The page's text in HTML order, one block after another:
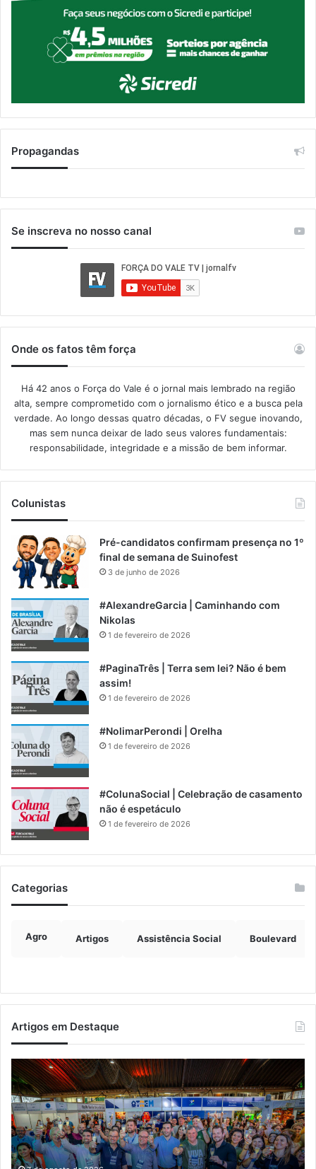
Propagandas
Se inscreva no nosso canal
Onde os fatos têm força
Há 42 anos o Força do Vale é o jornal mais lembrado na região
alta, sempre comprometido com o jornalismo ético e a busca pela
verdade. Ao longo dessas quatro décadas, o FV segue inovando,
mas sem nunca deixar de lado seus valores fundamentais:
responsabilidade, integridade e a missão de bem informar.​
Colunistas
Pré-candidatos confirmam presença no 1º
final de semana de Suinofest
3 de junho de 2026
#AlexandreGarcia | Caminhando com
Nikolas
1 de fevereiro de 2026
#PaginaTrês | Terra sem lei? Não é bem
assim!
1 de fevereiro de 2026
#NolimarPerondi | Orelha
1 de fevereiro de 2026
#ColunaSocial | Celebração de casamento
não é espetáculo
1 de fevereiro de 2026
Categorias
Agro Artigos Assistência Social Boulevard
Artigos em Destaque
Turisvales
2026
recebe
1200
profissionais
do
trade
de